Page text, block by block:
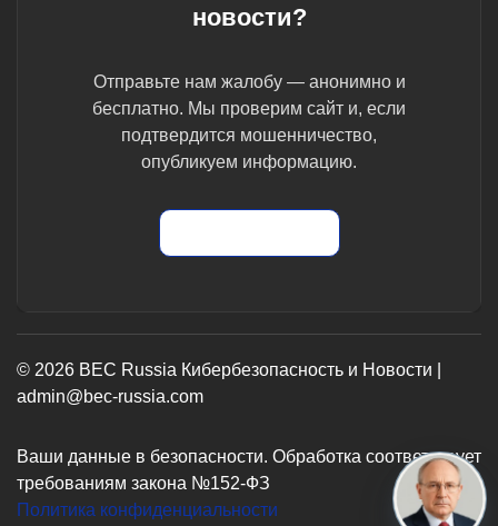
новости?
Отправьте нам жалобу — анонимно и
бесплатно. Мы проверим сайт и, если
подтвердится мошенничество,
опубликуем информацию.
© 2026 BEC Russia Кибербезопасность и Новости |
admin@bec-russia.com
Ваши данные в безопасности. Обработка соответствует
требованиям закона №152-ФЗ
Политика конфиденциальности